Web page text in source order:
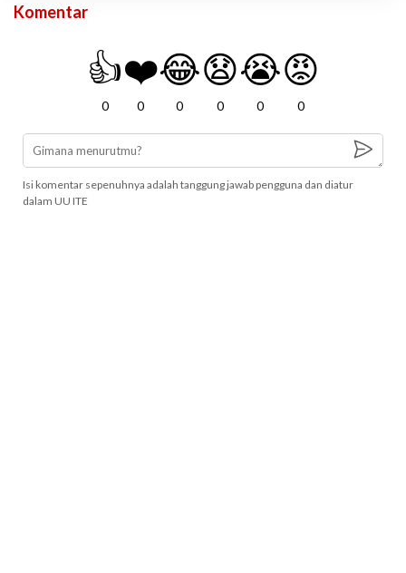
Komentar
👍
0
❤️
0
😂
0
😧
0
😭
0
😡
0
Isi komentar sepenuhnya adalah tanggung jawab pengguna dan diatur
dalam UU ITE